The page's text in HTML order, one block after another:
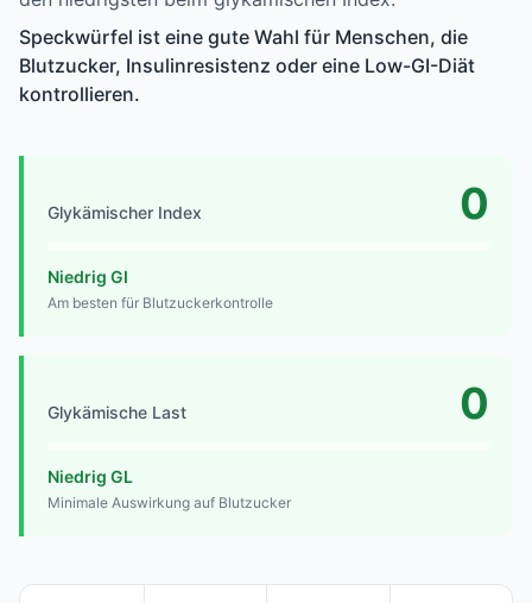
Speckwürfel ist eine gute Wahl für Menschen, die
Blutzucker, Insulinresistenz oder eine Low-GI-Diät
kontrollieren.
Glykämischer Index 0
Niedrig GI
Am besten für Blutzuckerkontrolle
Glykämische Last 0
Niedrig GL
Minimale Auswirkung auf Blutzucker